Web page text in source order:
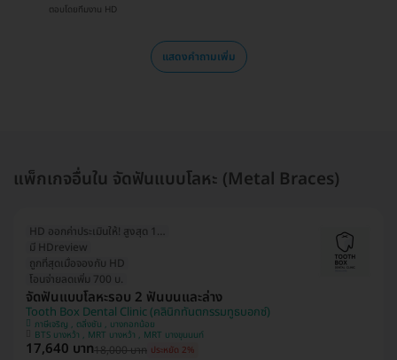
ตอบโดยทีมงาน HD
แสดงคำถามเพิ่ม
แพ็กเกจอื่นใน จัดฟันแบบโลหะ (Metal Braces)
HD ออกค่าประเมินให้! สูงสุด 1000 บ.
มี HDreview
ถูกที่สุดเมื่อจองกับ HD
โอนจ่ายลดเพิ่ม 700 บ.
จัดฟันแบบโลหะรอบ 2 ฟันบนและล่าง
Tooth Box Dental Clinic (คลินิกทันตกรรมทูธบอกซ์)
ภาษีเจริญ , ตลิ่งชัน , บางกอกน้อย
BTS บางหว้า , MRT บางหว้า , MRT บางขุนนนท์
17,640 บาท18,000 บาท ประหยัด 2%